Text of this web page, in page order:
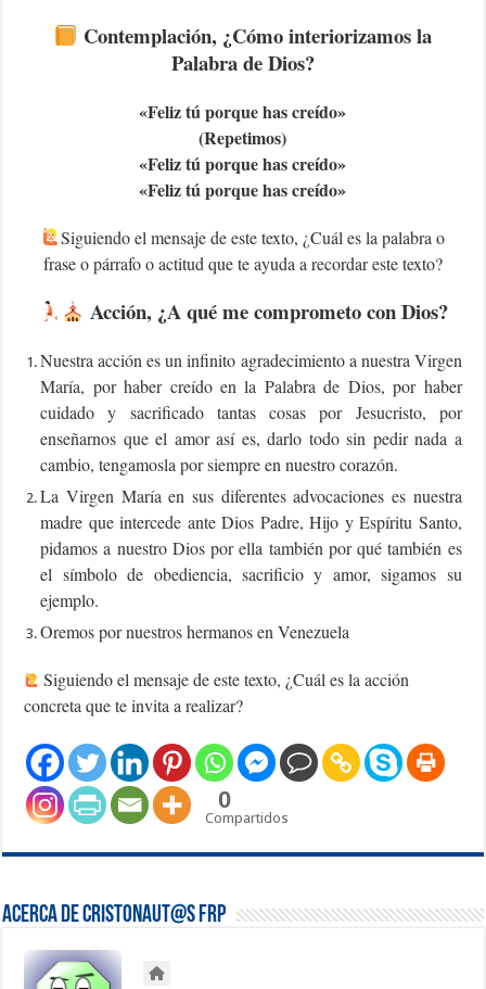
Contemplación, ¿Cómo interiorizamos la
Palabra de Dios?
«Feliz tú porque has creído»
(Repetimos)
«Feliz tú porque has creído»
«Feliz tú porque has creído»
Siguiendo el mensaje de este texto, ¿Cuál es la palabra o
frase o párrafo o actitud que te ayuda a recordar este texto?
Acción, ¿A qué me comprometo con Dios?
Nuestra acción es un infinito agradecimiento a nuestra Virgen
María, por haber creído en la Palabra de Dios, por haber
cuidado y sacrificado tantas cosas por Jesucristo, por
enseñarnos que el amor así es, darlo todo sin pedir nada a
cambio, tengamosla por siempre en nuestro corazón.
La Virgen María en sus diferentes advocaciones es nuestra
madre que intercede ante Dios Padre, Hijo y Espíritu Santo,
pidamos a nuestro Dios por ella también por qué también es
el símbolo de obediencia, sacrificio y amor, sigamos su
ejemplo.
Oremos por nuestros hermanos en Venezuela
Siguiendo el mensaje de este texto, ¿Cuál es la acción
concreta que te invita a realizar?
0
Compartidos
Acerca de Cristonaut@s FRP